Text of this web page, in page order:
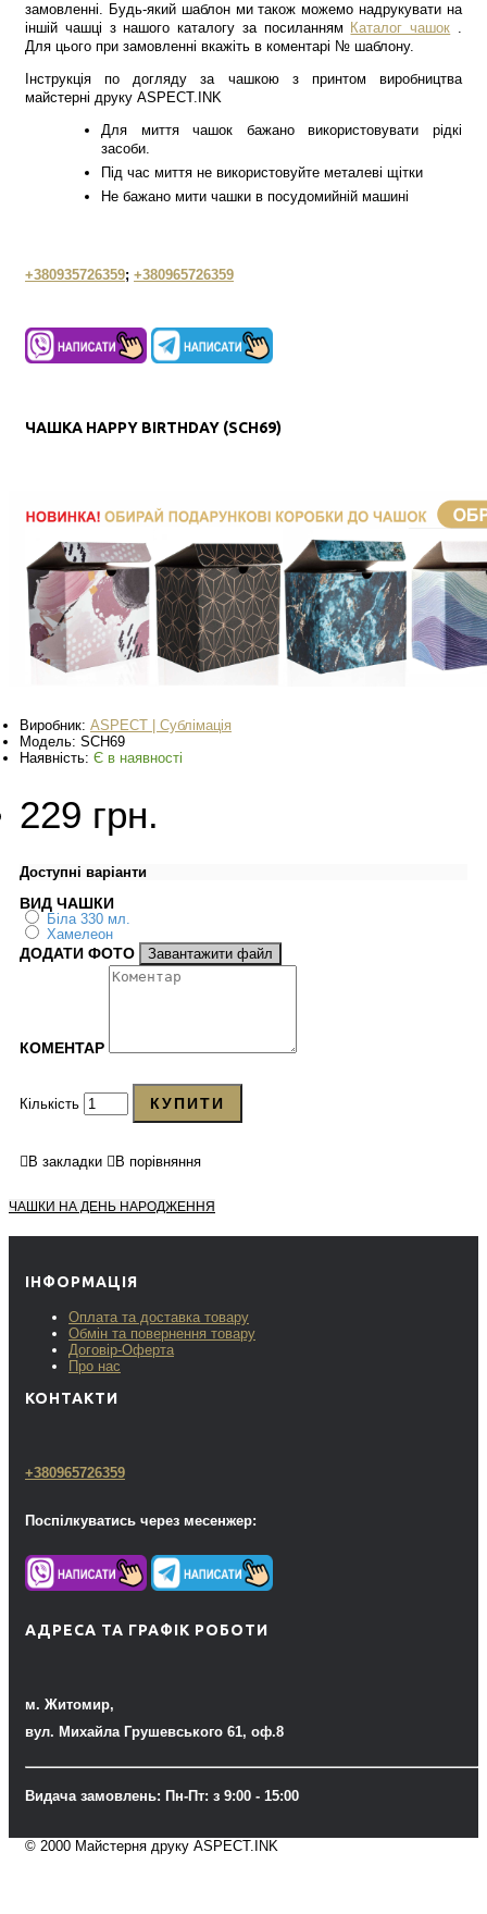
замовленні. Будь-який шаблон ми також можемо надрукувати на
іншій чашці з нашого каталогу за посиланням Каталог чашок .
Для цього при замовленні вкажіть в коментарі № шаблону.
Інструкція по догляду за чашкою з принтом виробництва
майстерні друку ASPECT.INK
Для миття чашок бажано використовувати рідкі
засоби.
Під час миття не використовуйте металеві щітки
Не бажано мити чашки в посудомийній машині
+380935726359; +380965726359
ЧАШКА HAPPY BIRTHDAY (SCH69)
Виробник: ASPECT | Сублімація
Модель: SCH69
Наявність: Є в наявності
229 грн.
Доступні варіанти
ВИД ЧАШКИ
Біла 330 мл.
Хамелеон
ДОДАТИ ФОТО Завантажити файл
КОМЕНТАР
Кількість КУПИТИ
В закладки В порівняння
ЧАШКИ НА ДЕНЬ НАРОДЖЕННЯ
ІНФОРМАЦІЯ
Оплата та доставка товару
Обмін та повернення товару
Договір-Оферта
Про нас
КОНТАКТИ
+380965726359
Поспілкуватись через месенжер:
АДРЕСА ТА ГРАФІК РОБОТИ
м. Житомир,
вул. Михайла Грушевського 61, оф.8
Видача замовлень: Пн-Пт: з 9:00 - 15:00
© 2000 Майстерня друку ASPECT.INK